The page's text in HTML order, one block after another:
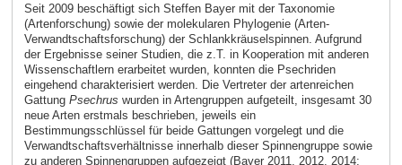
Seit 2009 beschäftigt sich Steffen Bayer mit der Taxonomie
(Artenforschung) sowie der molekularen Phylogenie (Arten-
Verwandtschaftsforschung) der Schlankkräuselspinnen. Aufgrund
der Ergebnisse seiner Studien, die z.T. in Kooperation mit anderen
Wissenschaftlern erarbeitet wurden, konnten die Psechriden
eingehend charakterisiert werden. Die Vertreter der artenreichen
Gattung Psechrus wurden in Artengruppen aufgeteilt, insgesamt 30
neue Arten erstmals beschrieben, jeweils ein
Bestimmungsschlüssel für beide Gattungen vorgelegt und die
Verwandtschaftsverhältnisse innerhalb dieser Spinnengruppe sowie
zu anderen Spinnengruppen aufgezeigt (Bayer 2011, 2012, 2014;